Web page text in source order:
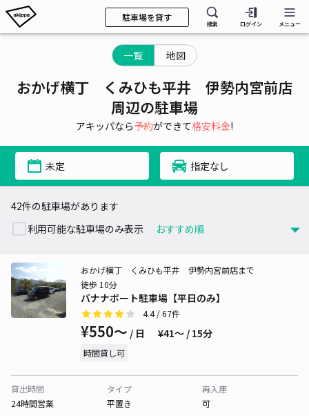
駐車場を貸す
検索 ログイン メニュー
一覧 地図
おかげ横丁 くみひも平井 伊勢内宮前店
周辺の駐車場
アキッパなら予約ができて格安料金!
未定 指定なし
42件の駐車場があります
利用可能な駐車場のみ表示
バナナボート駐車場【平日のみ】
おかげ横丁 くみひも平井 伊勢内宮前店まで
徒歩 10分
4.4/ 67件
¥550〜 / 日 ¥41〜 / 15分
時間貸し可
貸出時間
24時間営業
タイプ
平置き
再入庫
可